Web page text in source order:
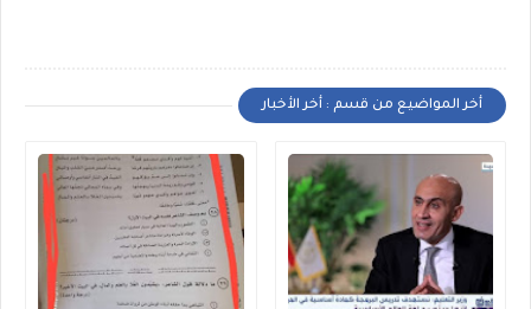
أخر المواضيع من قسم : أخر الأخبار